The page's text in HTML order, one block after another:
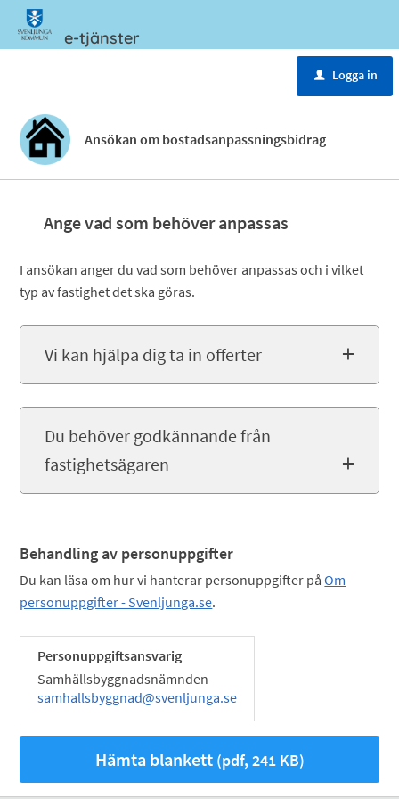
e-tjänster
u Logga in
Ansökan om bostadsanpassningsbidrag
Ange vad som behöver anpassas
I ansökan anger du vad som behöver anpassas och i vilket
typ av fastighet det ska göras.
Vi kan hjälpa dig ta in offerter
Du behöver godkännande från
fastighetsägaren
Behandling av personuppgifter
Du kan läsa om hur vi hanterar personuppgifter påOm
personuppgifter - Svenljunga.se.
Personuppgiftsansvarig
Samhällsbyggnadsnämnden
samhallsbyggnad@svenljunga.se
Hämta blankett(pdf, 241 KB)